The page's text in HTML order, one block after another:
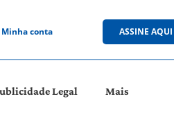
Minha conta ASSINE AQUI
Legal Mais